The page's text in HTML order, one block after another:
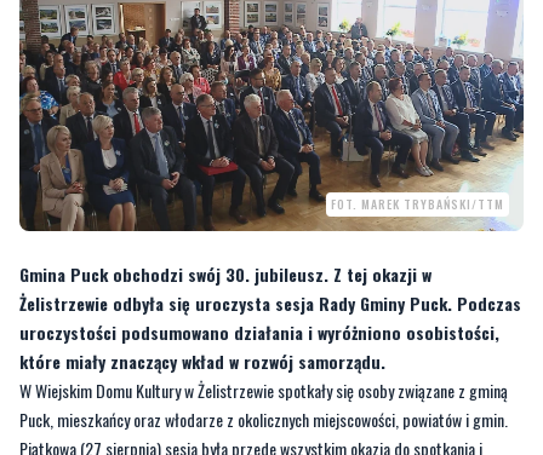
FOT. MAREK TRYBAŃSKI/TTM
Gmina Puck obchodzi swój 30. jubileusz. Z tej okazji w
Żelistrzewie odbyła się uroczysta sesja Rady Gminy Puck. Podczas
które miały znaczący wkład w rozwój samorządu.
W Wiejskim Domu Kultury w Żelistrzewie spotkały się osoby związane z gminą
Puck, mieszkańcy oraz włodarze z okolicznych miejscowości, powiatów i gmin.
Piątkowa (27 sierpnia) sesja była przede wszystkim okazja do spotkania i
integracji.
–Uczestniczę w życiu publicznym gminy od samego początku i przez te 30 lat
patrzę jak gmina się zmienia i rozwija. Jeszcze 30 lat temu mieszkało tu 18 tysięcy